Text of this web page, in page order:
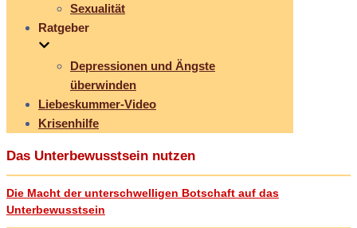
Sexualität
Ratgeber
Depressionen und Ängste
überwinden
Liebeskummer-Video
Krisenhilfe
Das Unterbewusstsein nutzen
Die Macht der unterschwelligen Botschaft auf das
Unterbewusstsein